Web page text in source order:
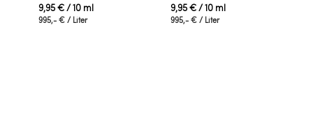
9,95 €/ 10 ml
995,- € / Liter
9,95 €/ 10 ml
995,- € / Liter